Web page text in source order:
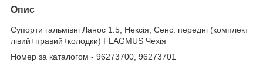
Опис
Супорти гальмівні Ланос 1.5, Нексія, Сенс. передні (комплект
лівий+правий+колодки) FLAGMUS Чехія
Номер за каталогом - 96273700, 96273701